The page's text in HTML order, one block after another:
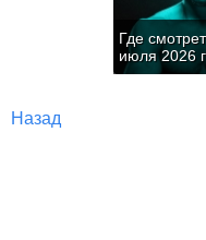
Где
июля 2026
Назад